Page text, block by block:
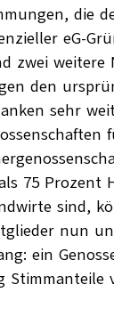
die
eG-
zwei weitere
den
sehr
75 Prozent
sind,
nun
ein
Stimmanteile